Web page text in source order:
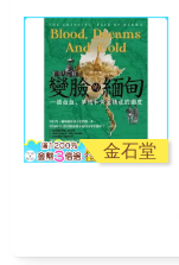
金石堂